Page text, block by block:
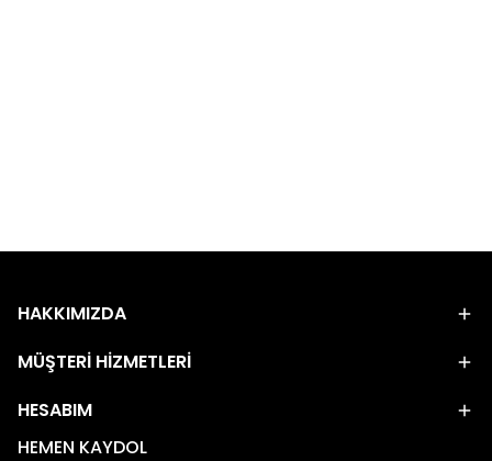
HAKKIMIZDA
MÜŞTERİ HİZMETLERİ
HESABIM
HEMEN KAYDOL